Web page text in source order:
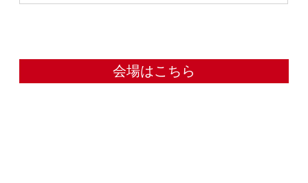
会場はこちら